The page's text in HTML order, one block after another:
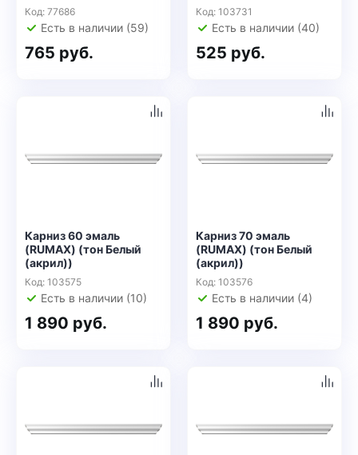
Код: 77686
Есть в наличии (59)
765 руб.
Код: 103731
Есть в наличии (40)
525 руб.
Карниз 60 эмаль
(RUMAX) (тон Белый
(акрил))
Код: 103575
Есть в наличии (10)
1 890 руб.
Карниз 70 эмаль
(RUMAX) (тон Белый
(акрил))
Код: 103576
Есть в наличии (4)
1 890 руб.